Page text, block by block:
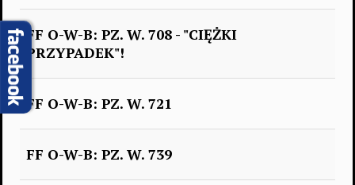
FF O-W-B: PZ. W. 708 - "CIĘŻKI
PRZYPADEK"!
FF O-W-B: PZ. W. 721
FF O-W-B: PZ. W. 739